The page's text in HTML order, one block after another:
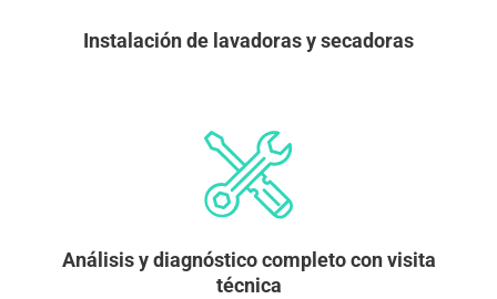
Instalación de lavadoras y secadoras
Análisis y diagnóstico completo con visita
técnica